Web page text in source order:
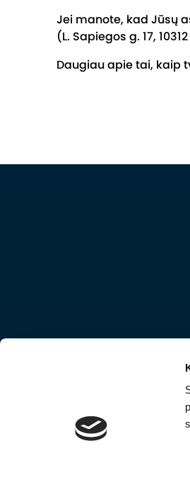
Jei manote, kad Jūsų
(L. Sapiegos g. 17,
Daugiau apie tai, kaip